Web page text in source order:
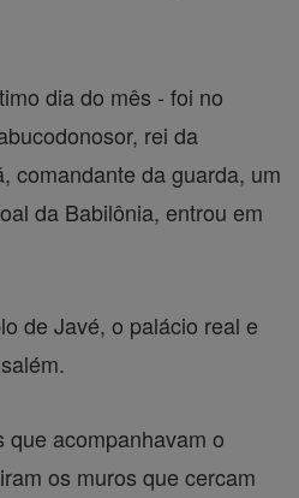
dia do mês - foi no
rei da
comandante da guarda, um
da Babilônia, entrou em
de Javé, o palácio real e
que acompanhavam o
os muros que cercam